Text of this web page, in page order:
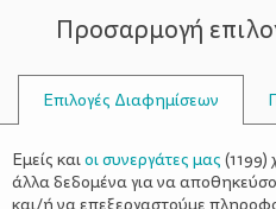
Προσαρμογή
Επιλογές Διαφημίσεων
Εμείς καιοι συνεργάτες μας (1199)
άλλα δεδομένα για να
και/ή να επεξεργαστούμε